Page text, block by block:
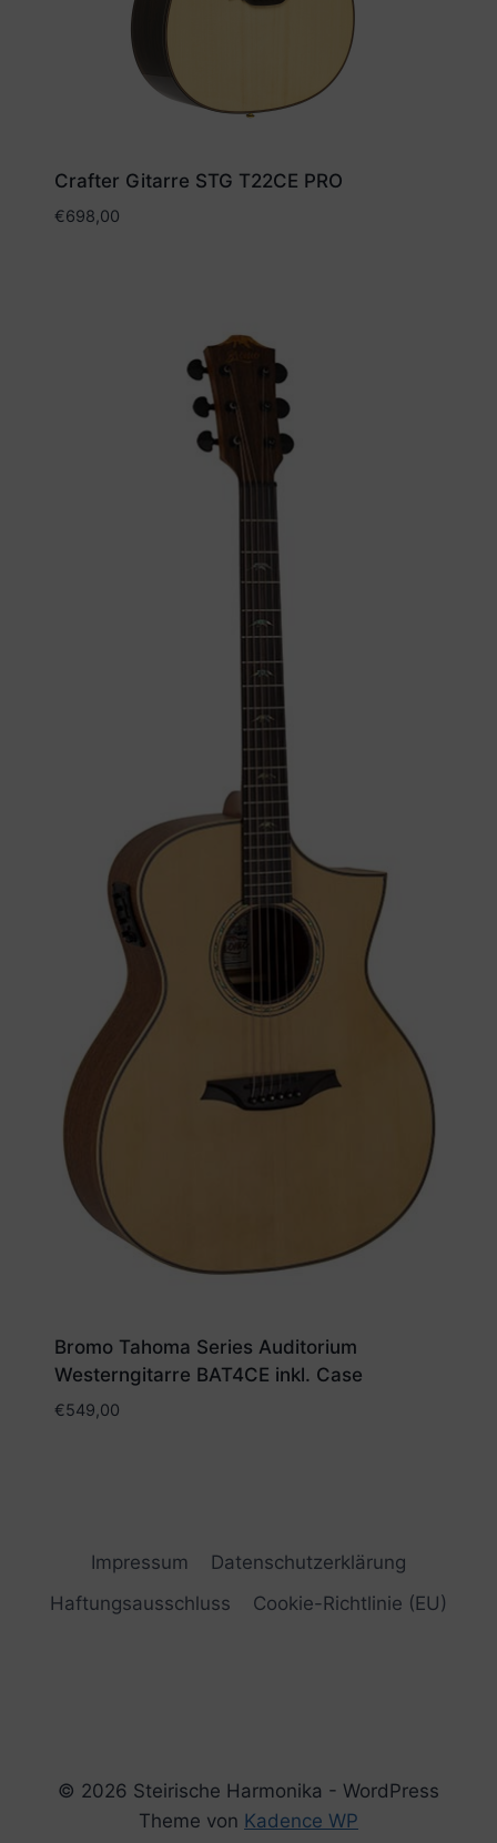
Crafter Gitarre STG T22CE PRO
€698,00
Bromo Tahoma Series Auditorium
Westerngitarre BAT4CE inkl. Case
€549,00
Impressum
Datenschutzerklärung
Haftungsausschluss
Cookie-Richtlinie (EU)
© 2026 Steirische Harmonika - WordPress
Theme von Kadence WP